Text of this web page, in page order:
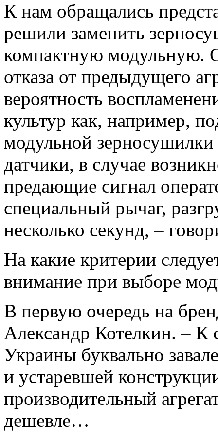
К нам обращались
решили заменить
компактную модульную.
отказа от предыдущего
вероятность
культур как, например,
модульной
датчики, в случае
предающие сигнал
специальный рычаг,
несколько секунд, –
На какие критерии
внимание при выборе
В первую очередь на
Александр Котелкин. – К
Украины буквально
и устаревшей
производительный
дешевле…